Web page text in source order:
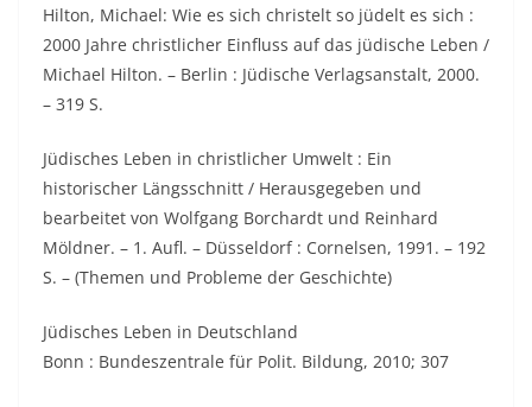
Hilton, Michael: Wie es sich christelt so jüdelt es sich :
2000 Jahre christlicher Einfluss auf das jüdische Leben /
Michael Hilton. – Berlin : Jüdische Verlagsanstalt, 2000.
– 319 S.
Jüdisches Leben in christlicher Umwelt : Ein
historischer Längsschnitt / Herausgegeben und
bearbeitet von Wolfgang Borchardt und Reinhard
Möldner. – 1. Aufl. – Düsseldorf : Cornelsen, 1991. – 192
S. – (Themen und Probleme der Geschichte)
Jüdisches Leben in Deutschland
Bonn : Bundeszentrale für Polit. Bildung, 2010; 307